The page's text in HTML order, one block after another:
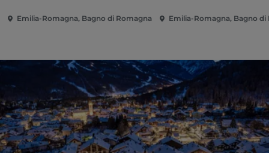
Emilia-Romagna, Bagno di Romagna Emilia-Romagna, Bagno di